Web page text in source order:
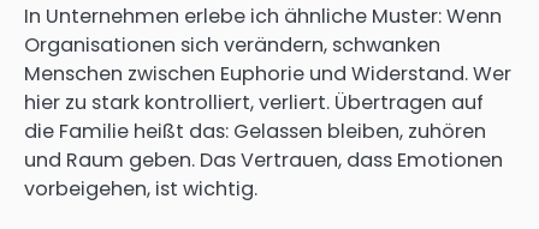
In Unternehmen erlebe ich ähnliche Muster: Wenn
Organisationen sich verändern, schwanken
Menschen zwischen Euphorie und Widerstand. Wer
hier zu stark kontrolliert, verliert. Übertragen auf
die Familie heißt das: Gelassen bleiben, zuhören
und Raum geben. Das Vertrauen, dass Emotionen
vorbeigehen, ist wichtig.